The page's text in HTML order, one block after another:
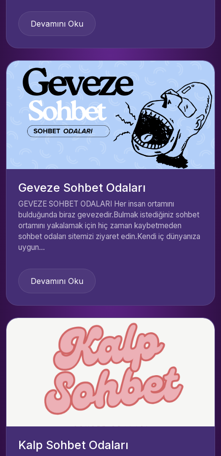
Devamını Oku
Geveze Sohbet Odaları
GEVEZE SOHBET ODALARI Her insan ortamını
bulduğunda biraz gevezedir.Bulmak istediğiniz sohbet
ortamını yakalamak için hiç zaman kaybetmeden
sohbet odaları sitemizi ziyaret edin.Kendi iç dünyanıza
uygun...
Devamını Oku
Kalp Sohbet Odaları